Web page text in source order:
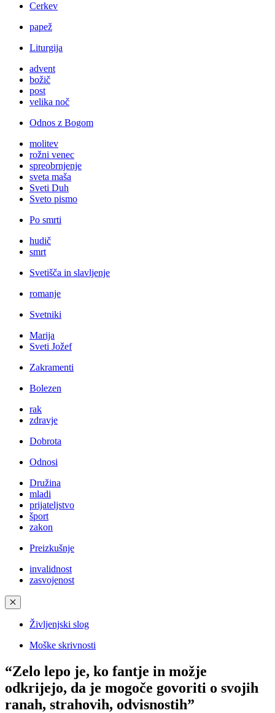
Cerkev
papež
Liturgija
advent
božič
post
velika noč
Odnos z Bogom
molitev
rožni venec
spreobrnjenje
sveta maša
Sveti Duh
Sveto pismo
Po smrti
hudič
smrt
Svetišča in slavljenje
romanje
Svetniki
Marija
Sveti Jožef
Zakramenti
Bolezen
rak
zdravje
Dobrota
Odnosi
Družina
mladi
prijateljstvo
šport
zakon
Preizkušnje
invalidnost
zasvojenost
✕
Življenjski slog
Moške skrivnosti
“Zelo lepo je, ko fantje in možje
odkrijejo, da je mogoče govoriti o svojih
ranah, strahovih, odvisnostih”